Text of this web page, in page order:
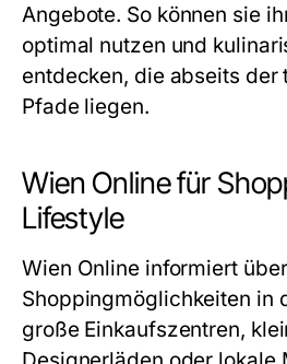
Angebote. So können sie
optimal nutzen und
entdecken, die abseits der
Pfade liegen.
Wien Online für
Lifestyle
Wien Online informiert
Shoppingmöglichkeiten in
große Einkaufszentren,